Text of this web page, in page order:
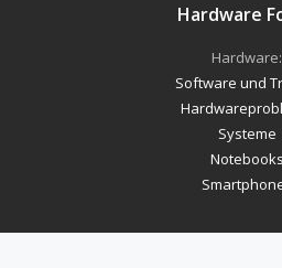
Hardware
Hardware:
Software und
Systeme
Notebooks